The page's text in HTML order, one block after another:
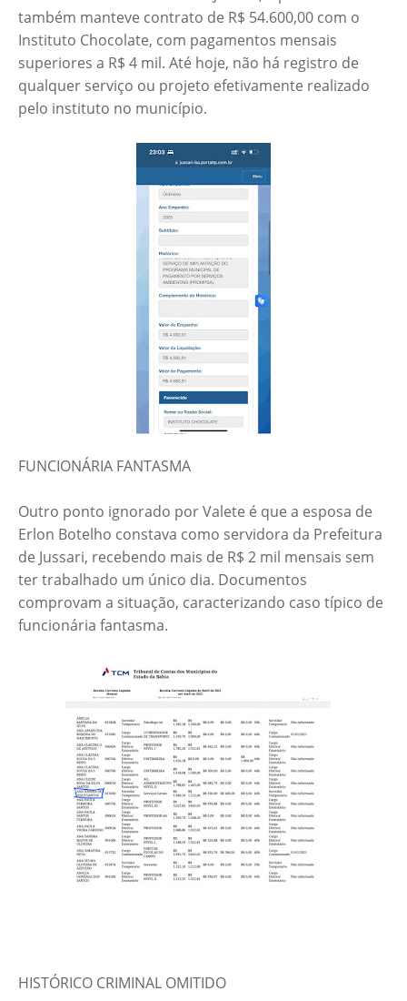
também manteve contrato de R$ 54.600,00 com o
Instituto Chocolate, com pagamentos mensais
superiores a R$ 4 mil. Até hoje, não há registro de
qualquer serviço ou projeto efetivamente realizado
pelo instituto no município.
FUNCIONÁRIA FANTASMA
Outro ponto ignorado por Valete é que a esposa de
Erlon Botelho constava como servidora da Prefeitura
de Jussari, recebendo mais de R$ 2 mil mensais sem
ter trabalhado um único dia. Documentos
comprovam a situação, caracterizando caso típico de
funcionária fantasma.
HISTÓRICO CRIMINAL OMITIDO